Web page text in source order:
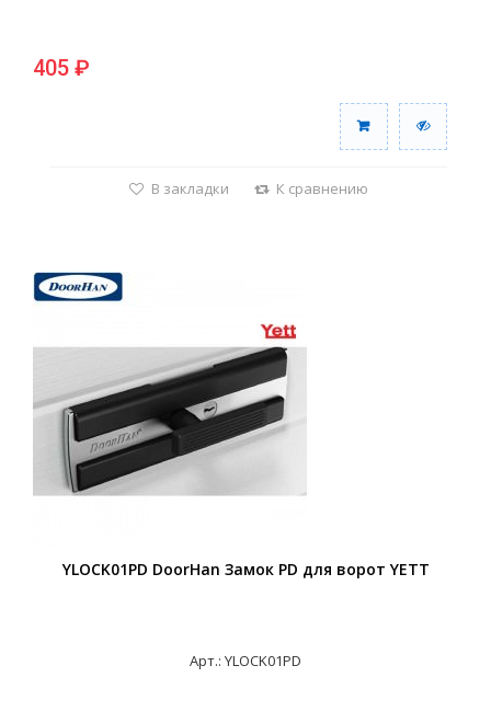
405 ₽
В закладки К сравнению
YLOCK01PD DoorHan Замок PD для ворот YETT
Арт.: YLOCK01PD